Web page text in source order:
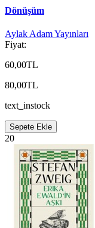
Dönüşüm
Aylak Adam Yayınları
Fiyat:
60,00TL
80,00TL
text_instock
Sepete Ekle
20